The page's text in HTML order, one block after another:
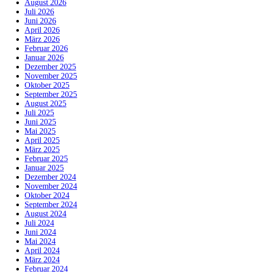
August 2026
Juli 2026
Juni 2026
April 2026
März 2026
Februar 2026
Januar 2026
Dezember 2025
November 2025
Oktober 2025
September 2025
August 2025
Juli 2025
Juni 2025
Mai 2025
April 2025
März 2025
Februar 2025
Januar 2025
Dezember 2024
November 2024
Oktober 2024
September 2024
August 2024
Juli 2024
Juni 2024
Mai 2024
April 2024
März 2024
Februar 2024